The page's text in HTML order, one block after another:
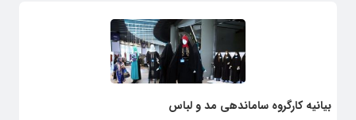
بیانیه کارگروه ساماندهی مد و لباس